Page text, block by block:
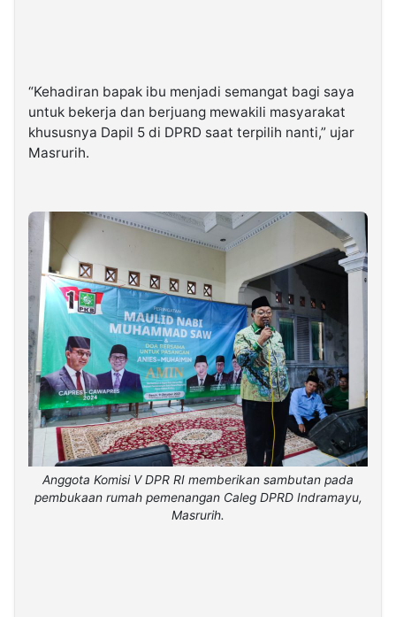
“Kehadiran bapak ibu menjadi semangat bagi saya
untuk bekerja dan berjuang mewakili masyarakat
khususnya Dapil 5 di DPRD saat terpilih nanti,” ujar
Masrurih.
Anggota Komisi V DPR RI memberikan sambutan pada
pembukaan rumah pemenangan Caleg DPRD Indramayu,
Masrurih.